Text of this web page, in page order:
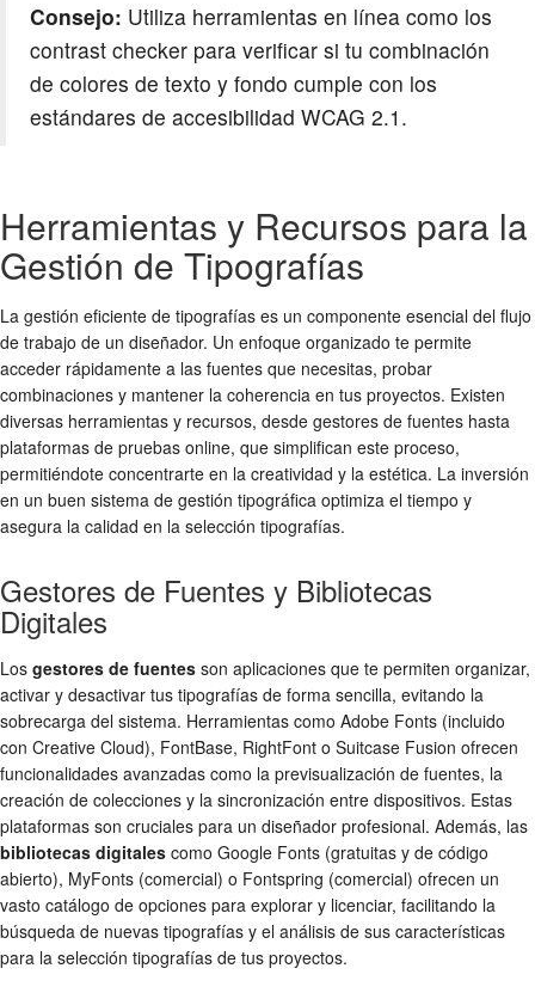
Consejo: Utiliza herramientas en línea como los
contrast checker para verificar si tu combinación
de colores de texto y fondo cumple con los
estándares de accesibilidad WCAG 2.1.
Herramientas y Recursos para la
Gestión de Tipografías
La gestión eficiente de tipografías es un componente esencial del flujo
de trabajo de un diseñador. Un enfoque organizado te permite
acceder rápidamente a las fuentes que necesitas, probar
combinaciones y mantener la coherencia en tus proyectos. Existen
diversas herramientas y recursos, desde gestores de fuentes hasta
plataformas de pruebas online, que simplifican este proceso,
permitiéndote concentrarte en la creatividad y la estética. La inversión
en un buen sistema de gestión tipográfica optimiza el tiempo y
asegura la calidad en la selección tipografías.
Gestores de Fuentes y Bibliotecas
Digitales
Los gestores de fuentes son aplicaciones que te permiten organizar,
activar y desactivar tus tipografías de forma sencilla, evitando la
sobrecarga del sistema. Herramientas como Adobe Fonts (incluido
con Creative Cloud), FontBase, RightFont o Suitcase Fusion ofrecen
funcionalidades avanzadas como la previsualización de fuentes, la
creación de colecciones y la sincronización entre dispositivos. Estas
plataformas son cruciales para un diseñador profesional. Además, las
bibliotecas digitales como Google Fonts (gratuitas y de código
abierto), MyFonts (comercial) o Fontspring (comercial) ofrecen un
vasto catálogo de opciones para explorar y licenciar, facilitando la
búsqueda de nuevas tipografías y el análisis de sus características
para la selección tipografías de tus proyectos.